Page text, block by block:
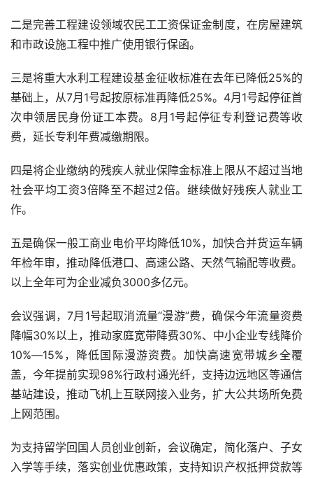
二是完善工程建设领域农民工工资保证金制度，在房屋建筑
和市政设施工程中推广使用银行保函。
三是将重大水利工程建设基金征收标准在去年已降低25%的
基础上，从7月1号起按原标准再降低25%。 4月1号起停征首
次申领居民身份证工本费。 8 月 1号起停征专利登记费等收
费，延长专利年费减缴期限。
四是将企业缴纳的残疾人就业保障金标准上限从不超过当地
社会平均工资3倍降至不超过2倍。继续做好残疾人就业工
作。
五是确保一般工商业电价平均降低10%，加快合并货运车辆
年检年审，推动降低港口、高速公路、天然气输配等收费。
以上全年可为企业减负3000多亿元。
会议强调，7月 1号起取消流量“漫游”费，确保今年流量资费
降幅30%以上，推动家庭宽带降费30%、中小企业专线降价
10%—15% ，降低国际漫游资费。加快高速宽带城乡全覆
盖，今年提前实现98%行政村通光纤，支持边远地区等通信
基站建设，推动飞机上互联网接入业务，扩大公共场所免费
上网范围。
为支持留学回国人员创业创新，会议确定，简化落户、子女
入学等手续，落实创业优惠政策，支持知识产权抵押贷款等